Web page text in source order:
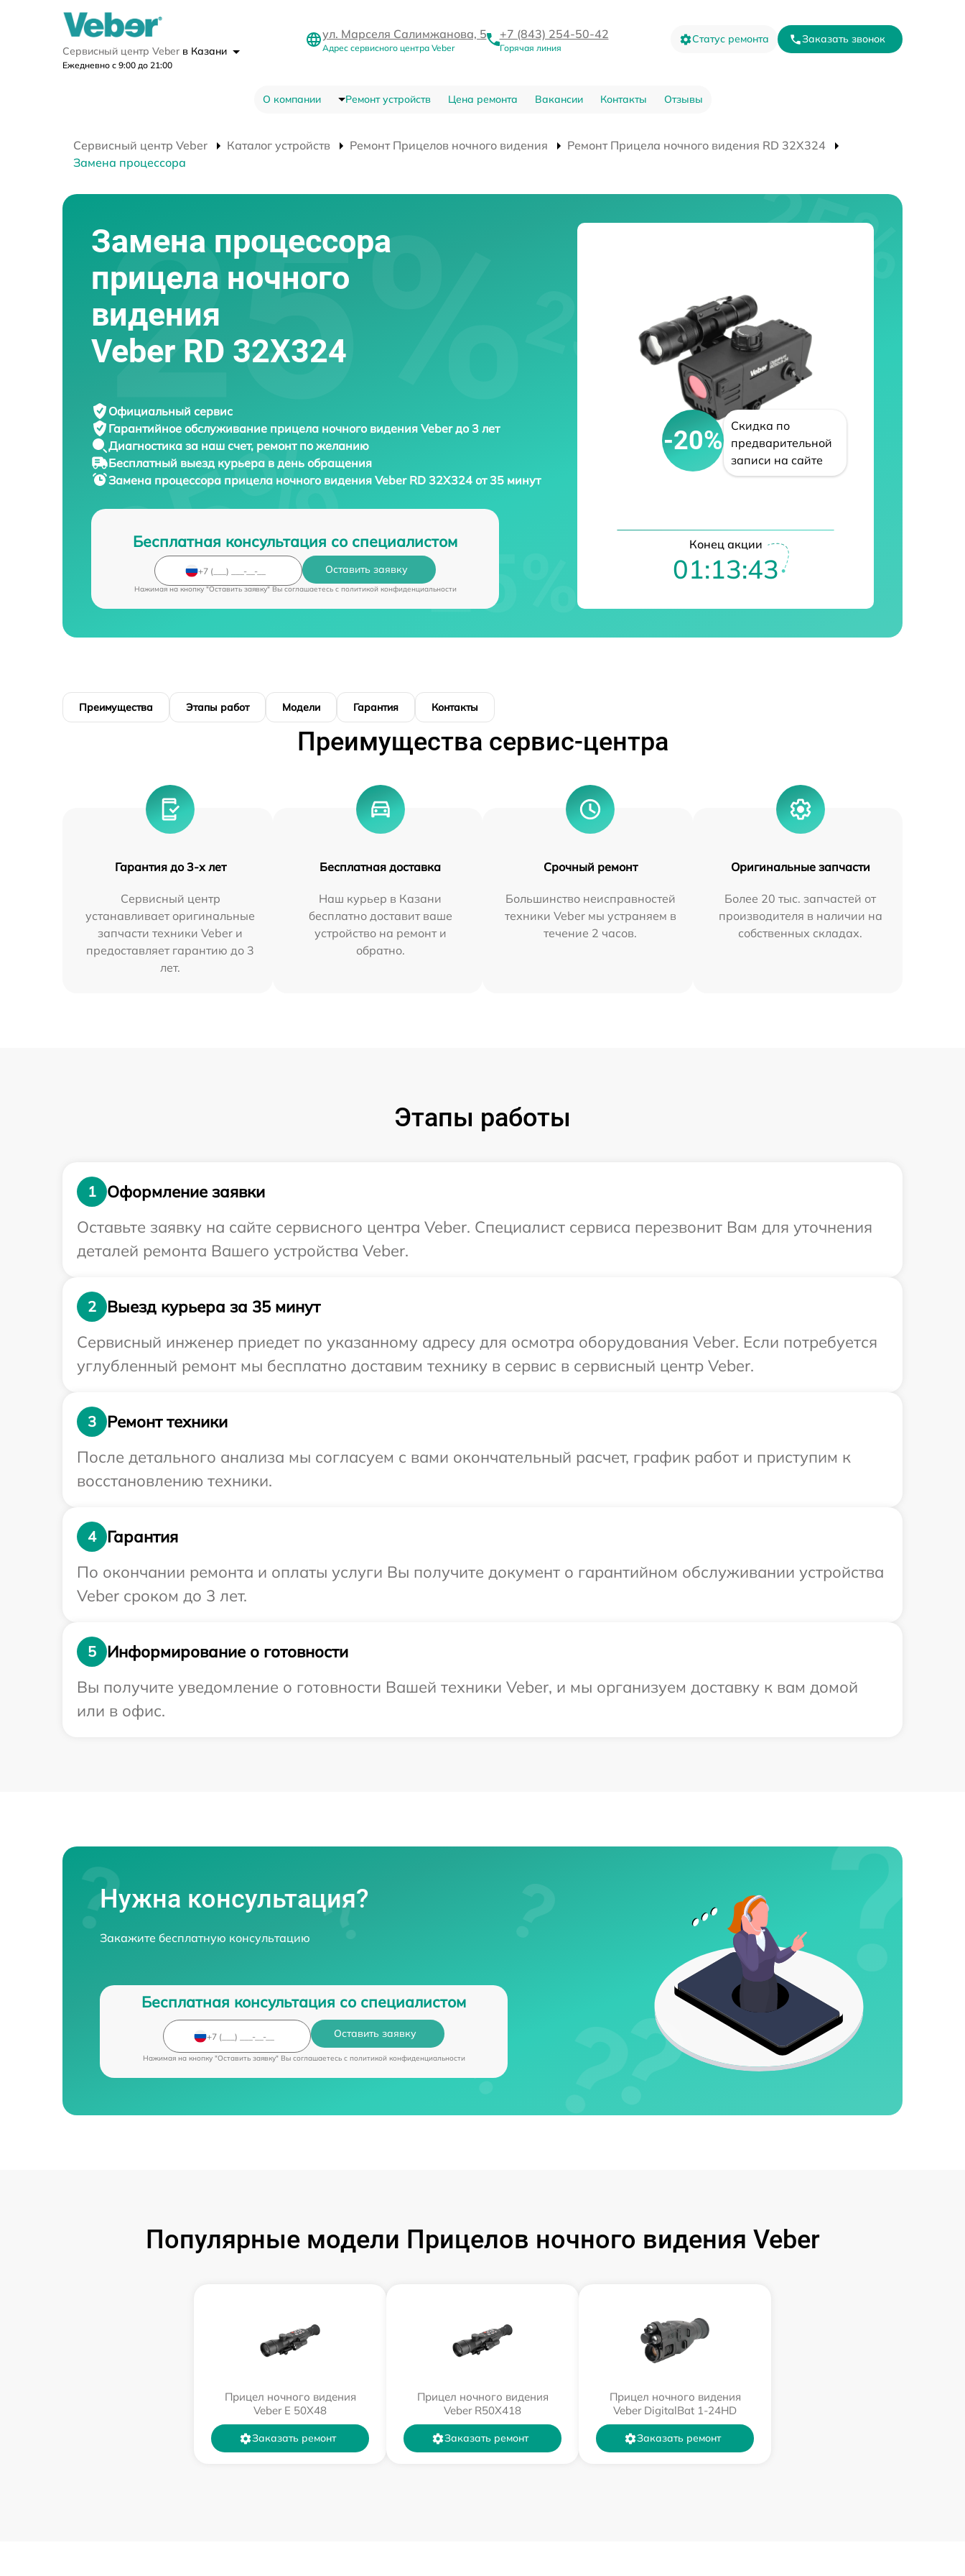
Сервисный центр Veber в Казани
Ежедневно с 9:00 до 21:00
ул. Марселя Салимжанова, 5
Адрес сервисного центра Veber
+7 (843) 254-50-42
Горячая линия
Статус ремонта Заказать звонок
О компании Ремонт устройств Цена ремонта Вакансии Контакты Отзывы
Сервисный центр Veber Каталог устройств Ремонт Прицелов ночного видения
Ремонт Прицела ночного видения RD 32X324
Замена процессора
Замена процессора
прицела ночного
видения
Veber RD 32X324
Официальный сервис
Гарантийное обслуживание прицела ночного видения Veber до 3 лет
Диагностика за наш счет, ремонт по желанию
Бесплатный выезд курьера в день обращения
Замена процессора прицела ночного видения Veber RD 32X324 от 35 минут
Бесплатная консультация со специалистом
Оставить заявку
Нажимая на кнопку "Оставить заявку" Вы соглашаетесь c политикой конфиденциальности
-20%
Скидка по
предварительной
записи на сайте
Конец акции
01:13:42
Преимущества Этапы работ Модели Гарантия Контакты
Преимущества сервис-центра
Гарантия до 3-х лет
Сервисный центр
устанавливает оригинальные
запчасти техники Veber и
предоставляет гарантию до 3
лет.
Бесплатная доставка
Наш курьер в Казани
бесплатно доставит ваше
устройство на ремонт и
обратно.
Срочный ремонт
Большинство неисправностей
техники Veber мы устраняем в
течение 2 часов.
Оригинальные запчасти
Более 20 тыс. запчастей от
производителя в наличии на
собственных складах.
Этапы работы
1
Оформление заявки
Оставьте заявку на сайте сервисного центра Veber. Специалист сервиса перезвонит Вам для уточнения
деталей ремонта Вашего устройства Veber.
2
Выезд курьера за 35 минут
Сервисный инженер приедет по указанному адресу для осмотра оборудования Veber. Если потребуется
углубленный ремонт мы бесплатно доставим технику в сервис в сервисный центр Veber.
3
Ремонт техники
После детального анализа мы согласуем с вами окончательный расчет, график работ и приступим к
восстановлению техники.
4
Гарантия
По окончании ремонта и оплаты услуги Вы получите документ о гарантийном обслуживании устройства
Veber сроком до 3 лет.
5
Информирование о готовности
Вы получите уведомление о готовности Вашей техники Veber, и мы организуем доставку к вам домой
или в офис.
Нужна консультация?
Закажите бесплатную консультацию
Бесплатная консультация со специалистом
Оставить заявку
Нажимая на кнопку "Оставить заявку" Вы соглашаетесь c политикой конфиденциальности
Популярные модели Прицелов ночного видения Veber
Прицел ночного видения
Veber E 50X48
Заказать ремонт
Прицел ночного видения
Veber R50X418
Заказать ремонт
Прицел ночного видения
Veber DigitalBat 1-24HD
Заказать ремонт